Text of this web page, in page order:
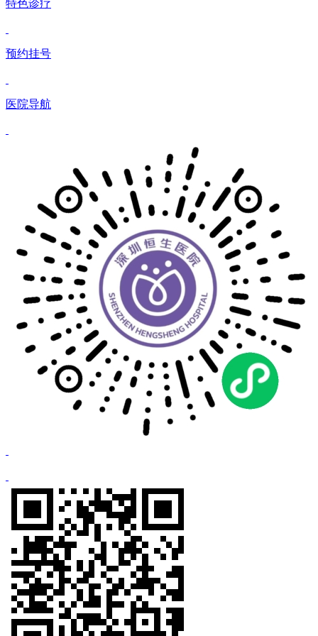
特色诊疗
预约挂号
医院导航